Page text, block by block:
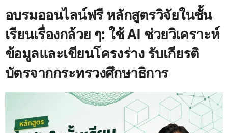
อบรมออนไลน์ฟรี หลักสูตรวิจัยในชั้น
เรียนเรื่องกล้วย ๆ: ใช้ AI ช่วยวิเคราะห์
ข้อมูลและเขียนโครงร่าง รับเกียรติ
บัตรจากกระทรวงศึกษาธิการ